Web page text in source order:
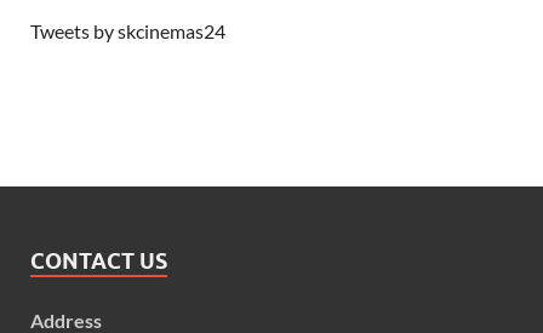
Tweets by skcinemas24
CONTACT US
Address